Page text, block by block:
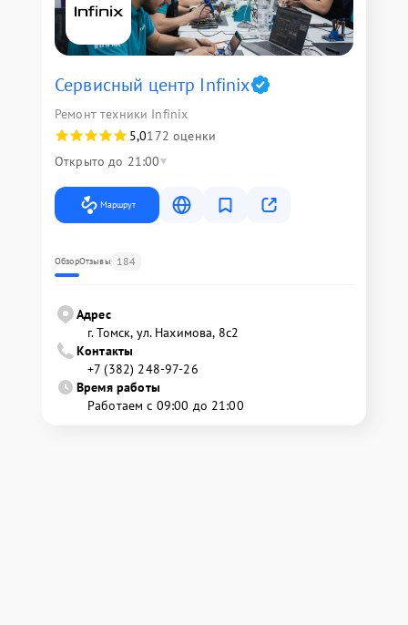
Сервисный центр Infinix
Ремонт техники Infinix
5,0172 оценки
Открыто до 21:00
Маршрут
ОбзорОтзывы 184
Адрес
г. Томск, ул. Нахимова, 8с2
Контакты
+7 (382) 248-97-26
Время работы
Работаем с 09:00 до 21:00